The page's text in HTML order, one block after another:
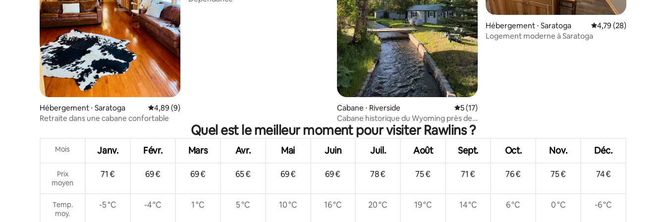
Hébergement ⋅ Saratoga Évaluation moyenne sur la base de 9 commentaires : 4,89 sur 5
4,89 (9)
Retraite dans une cabane confortable
Cabane ⋅ Riverside Évaluation moyenne sur la base de 17 commentaires : 5 sur 5
5 (17)
Cabane historique du Wyoming près de
rivières et de sentiers
Hébergement ⋅ Saratoga Évaluation moyenne
4,79 (28)
Logement moderne à Saratoga
Quel est le meilleur moment pour visiter Rawlins ?
Mois Janv. Févr. Mars Avr. Mai Juin Juil. Août Sept. Oct. Nov. Déc.
Prix
moyen
71 € 69 € 69 € 65 € 69 € 69 € 78 € 75 € 71 € 76 € 75 € 74 €
Temp.
moy.
-5 °C -4 °C 1 °C 5 °C 10 °C 16 °C 20 °C 19 °C 14 °C 6 °C 0 °C -6 °C